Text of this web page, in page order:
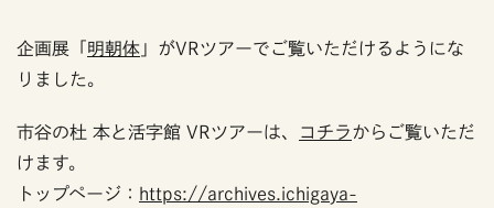
企画展「 明朝体 」がVRツアーでご覧いただけるようにな
りました。
市谷の杜 本と活字館 VRツアーは、 コチラからご覧いただ
けます。
トップページ： https://archives.ichigaya-